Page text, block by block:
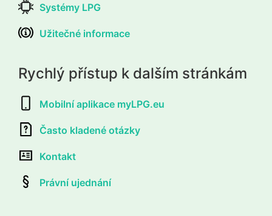
Systémy LPG
Užitečné informace
Rychlý přístup k dalším stránkám
Mobilní aplikace myLPG.eu
Často kladené otázky
Kontakt
Právní ujednání